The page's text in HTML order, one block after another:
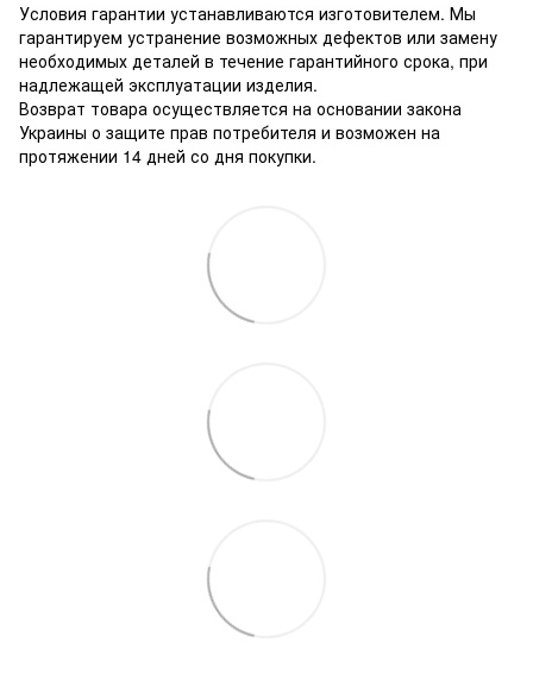
Условия гарантии устанавливаются изготовителем. Мы
гарантируем устранение возможных дефектов или замену
необходимых деталей в течение гарантийного срока, при
надлежащей эксплуатации изделия.
Возврат товара осуществляется на основании закона
Украины о защите прав потребителя и возможен на
протяжении 14 дней со дня покупки.